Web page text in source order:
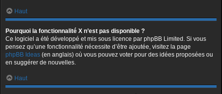
Haut
Pourquoi la fonctionnalité X n’est pas disponible ?
Ce logiciel a été développé et mis sous licence par phpBB Limited. Si vous
pensez qu’une fonctionnalité nécessite d’être ajoutée, visitez la page
phpBB Ideas (en anglais) où vous pouvez voter pour des idées proposées ou
en suggérer de nouvelles.
Haut